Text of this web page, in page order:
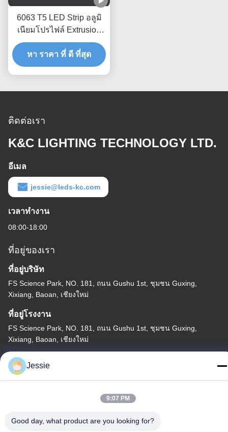
6063 T5 LED Strip อลูมิ
เนียมโปรไฟล์ Extrusion
Housing Channel
หา ราคา ที่ ดี ที่สุด
ติดต่อเรา
K&C LIGHTING TECHNOLOGY LTD.
อีเมล
jessie@leds-kc.com
เวลาทํางาน
08:00-18:00
ที่อยู่ของเรา
ที่อยู่บริษัท
FS Science Park, NO. 181, ถนน Gushu 1st, ชุมชน Guxing,
Xixiang, Baoan, เชียงใหม่
ที่อยู่โรงงาน
FS Science Park, NO. 181, ถนน Gushu 1st, ชุมชน Guxing,
Xixiang, Baoan, เชียงใหม่
โทร
86-0755-22300563
Jessie
9:07 PM
Good day, what product are you looking for?